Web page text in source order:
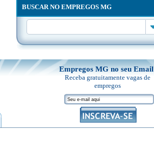
BUSCAR NO EMPREGOS MG
Empregos MG no seu Email
Receba gratuitamente vagas de
empregos